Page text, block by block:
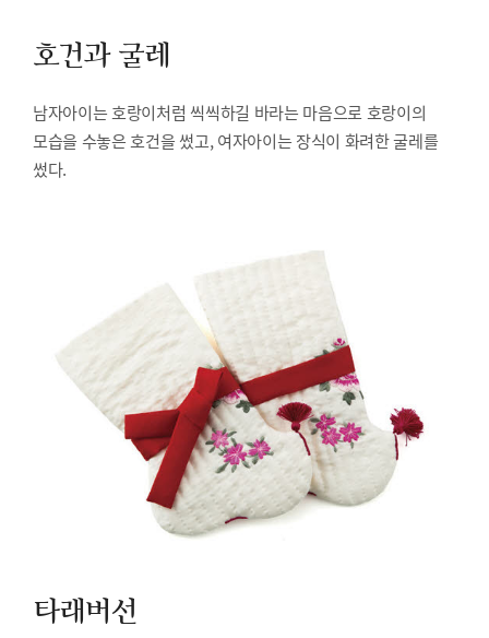
호건과 굴레
남자아이는 호랑이처럼 씩씩하길 바라는 마음으로 호랑이의
모습을 수놓은 호건을 썼고, 여자아이는 장식이 화려한 굴레를
썼다.
타래버선